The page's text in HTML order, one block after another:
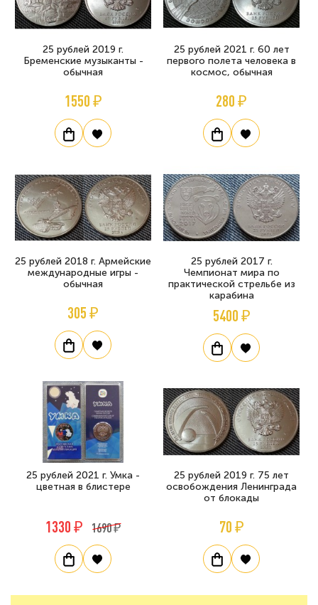
25 рублей 2019 г.
Бременские музыканты -
обычная
1550 ₽
25 рублей 2021 г. 60 лет
первого полета человека в
космос, обычная
280 ₽
25 рублей 2018 г. Армейские
международные игры -
обычная
305 ₽
25 рублей 2017 г.
Чемпионат мира по
практической стрельбе из
карабина
5400 ₽
25 рублей 2021 г. Умка -
цветная в блистере
1330 ₽ 1690 ₽
25 рублей 2019 г. 75 лет
освобождения Ленинграда
от блокады
70 ₽